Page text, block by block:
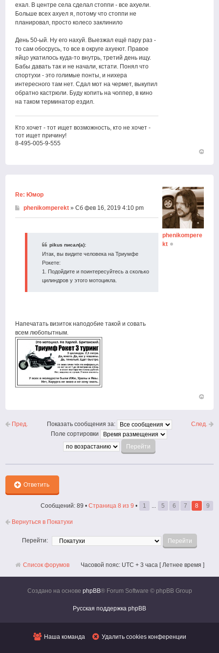
ехал. В центре села сделал стоппи - все ахуели.
Больше всех ахуел я, потому что стоппи не
планировал, просто колесо заклинило
День 50-ый. Ну его нахуй. Выезжал ещё пару раз -
то сам обосрусь, то все в округе ахуеют. Правое
яйцо укатилось куда-то внутрь, третий день ищу.
Бабы давать так и не начали, кстати. Понял что
спортухи - это голимые понты, и нихера
интересного там нет. Сдал мот на чермет, выкупил
обратно кастрюли. Буду копить на чоппер, в кино
на таком терминатор ездил.
Кто хочет - тот ищет возможность, кто не хочет -
тот ищет причину!
8-495-005-9-555
Re: Юмор
phenikomperekt » Сб фев 16, 2019 4:10 pm
pikus писал(а):
Итак, вы видите человека на Триумфе
Рокете:
1. Подойдите и поинтересуйтесь а сколько
цилиндров у этого мотоцикла.
Напечатать визиток наподобие такой и совать
всем любопытным.
phenikompere
kt
началу
Пред. След.
Показать сообщения за:
Поле сортировки
Ответить
Сообщений: 89 • Страница 8 из 9 • 1 ... 5 6 7 8 9
Вернуться в Покатухи
Перейти:
Список форумов Часовой пояс: UTC + 3 часа [ Летнее время ]
Создано на основе phpBB® Forum Software © phpBB Group
Русская поддержка phpBB
Наша команда Удалить cookies конференции